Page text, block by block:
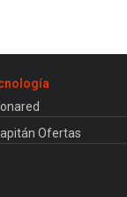
Ofertas